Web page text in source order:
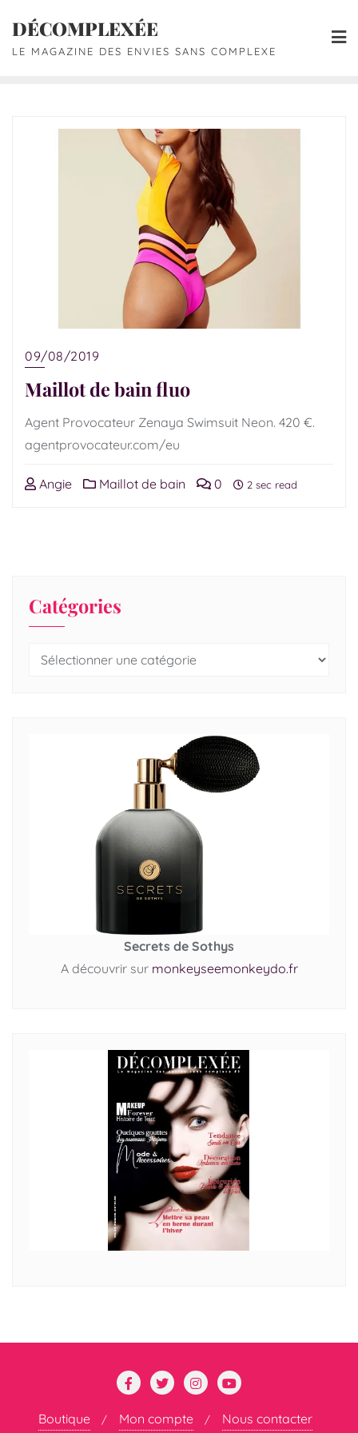
DÉCOMPLEXÉE
LE MAGAZINE DES ENVIES SANS COMPLEXE
09/08/2019
Maillot de bain fluo
Agent Provocateur Zenaya Swimsuit Neon. 420 €.
agentprovocateur.com/eu
Angie Maillot de bain 0 2 sec read
Catégories
Secrets de Sothys
A découvrir sur monkeyseemonkeydo.fr
Boutique Mon compte Nous contacter